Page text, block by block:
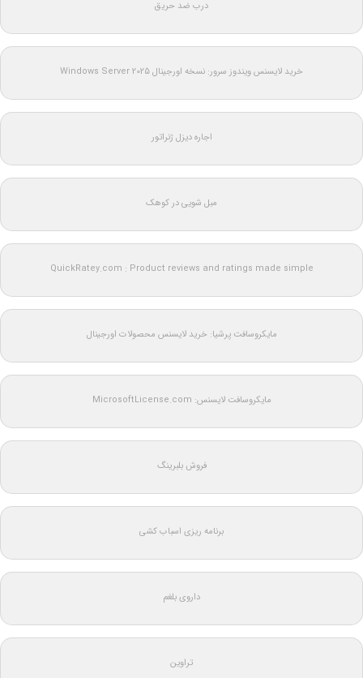
درب ضد حریق
خرید لایسنس ویندوز سرور: نسخه اورجینال Windows Server 2025
اجاره دیزل ژنراتور
مبل شویی در کوهک
QuickRatey.com : Product reviews and ratings made simple
مایکروسافت پرشیا: خرید لایسنس محصولات اورجینال
مایکروسافت لایسنس: MicrosoftLicense.com
فروش بلبرینگ
برنامه ریزی اسباب کشی
داروی بلغم
تراوین